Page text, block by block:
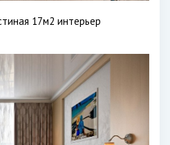
17м2 интерьер